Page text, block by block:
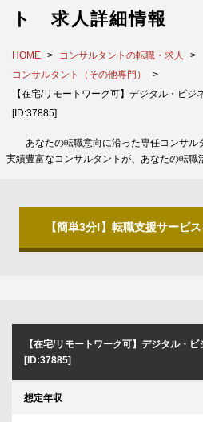
ト 求人詳細情報
HOME
コンサルタントの転職・求人
コンサルタント（その他専門）
【在宅/リモートワーク可】デジタル・ビジ
[ID:37885]
あなたの転職意向に沿った専任コンサル
実績豊富なコンサルタントが、あなたの転職
【簡単3分!】転職支援サービ
【在宅/リモートワーク可】デジタル・
[ID:37885]
想定年収